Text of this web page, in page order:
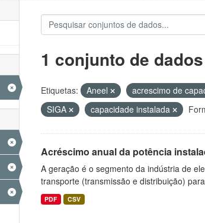
1 conjunto de
Etiquetas: Aneel acrescimo de
SIGA
capacidade instalada
Acréscimo anual da potência
A geração é o segmento da indústria de
transporte (transmissão e distribuição)
PDF CSV